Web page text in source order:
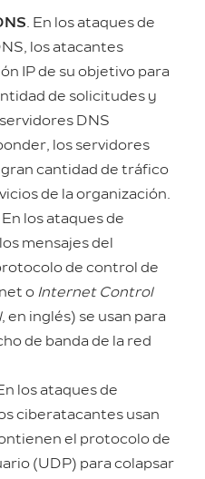
. En los ataques de
los atacantes
IP de su objetivo para
de solicitudes y
DNS
los servidores
cantidad de tráfico
de la organización.
En los ataques de
mensajes del
de control de
o Internet Control
, en inglés) se usan para
de banda de la red
los ataques de
ciberatacantes usan
el protocolo de
(UDP) para colapsar